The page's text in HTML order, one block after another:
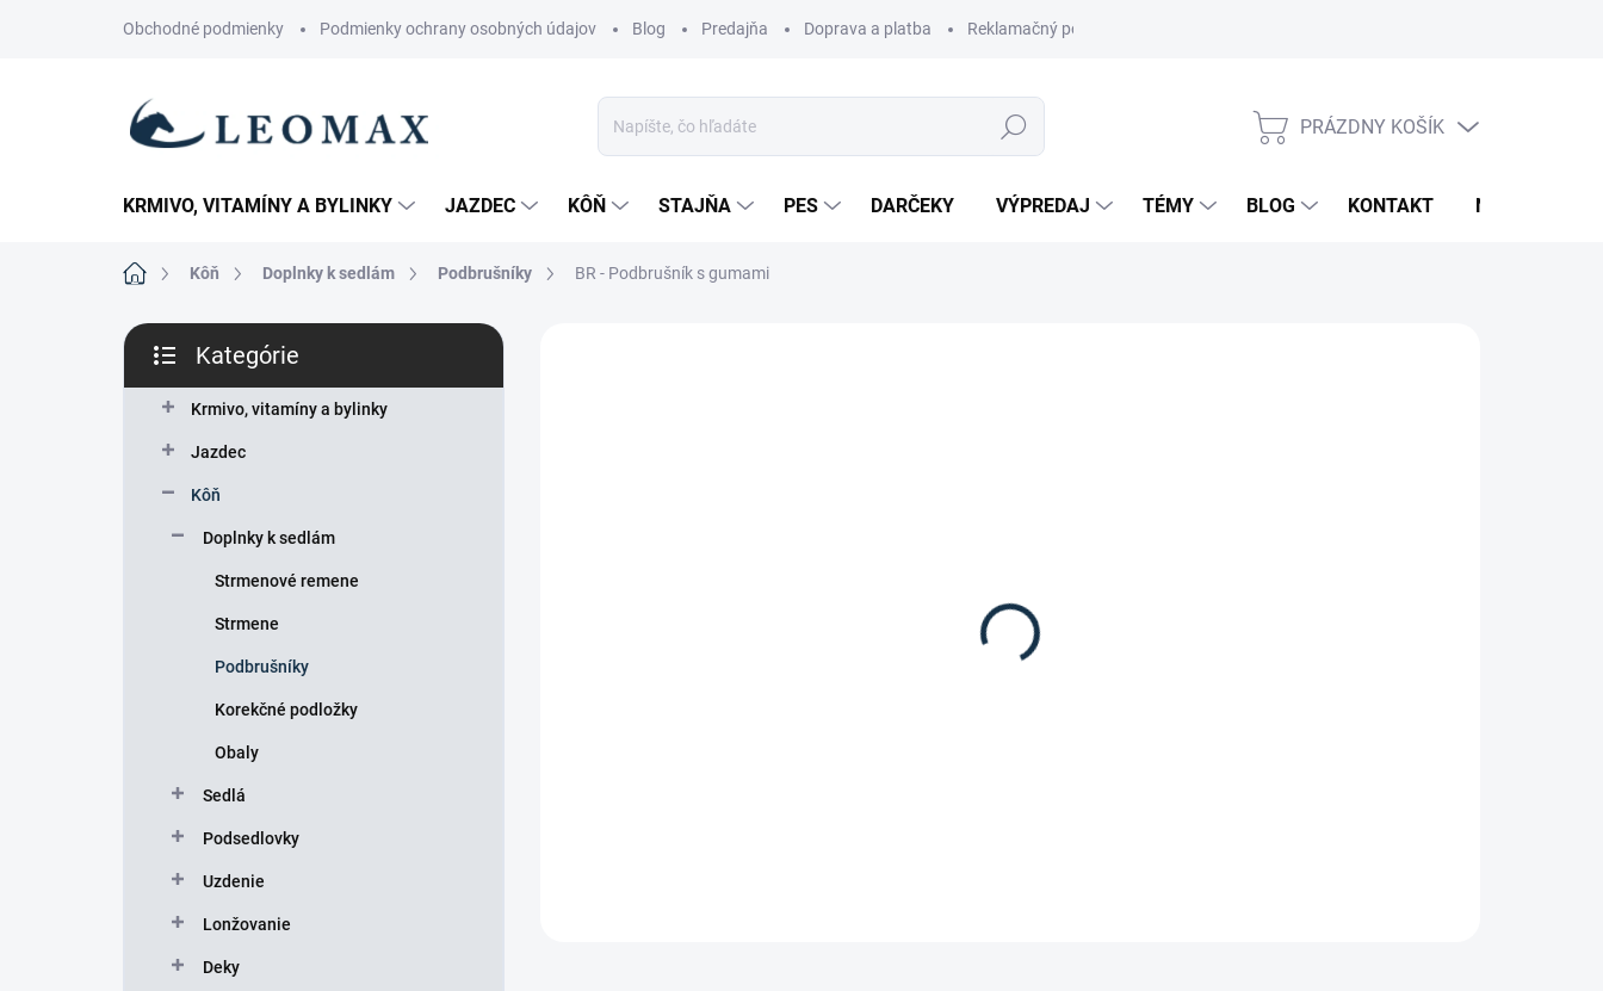
Obchodné podmienky Podmienky ochrany osobných údajov Blog Predajňa Doprava a platba Reklamačný poriadok
Hľadať
NÁKUPNÝ
PRÁZDNY KOŠÍK
KRMIVO, VITAMÍNY A BYLINKY JAZDEC KÔŇ STAJŇA PES DARČEKY VÝPREDAJ TÉMY BLOG KONTAKT NOVINKY
DomovKôň Doplnky k sedlám Podbrušníky BR - Podbrušník s gumami
B
č
kategórie
Kategórie
Krmivo, vitamíny a bylinky
Jazdec
Kôň
Doplnky k sedlám
Strmenové remene
Strmene
Podbrušníky
Korekčné podložky
Obaly
Sedlá
Podsedlovky
Uzdenie
Lonžovanie
Deky
DETAILNÉ INFORMÁCIE